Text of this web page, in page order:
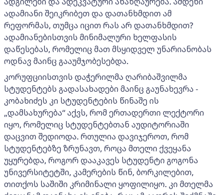
ადამიანი შეიკრიბეთ და დათანხმდით ამ
რეფორმას, თუმცა იცით რას არ დათანხმდით?
ადამიანებისთვის მინიმალური ხელფასის
დაწესებას, რომელიც მათ მსყიდველ უნარიანობას
ოდნავ მაინც გააუმჯობესებდა.
კორუფციისთვის დაჭერილმა ღარიბაშვილმა
სტუდენტებს გადასახადები მაინც გაუნახევრა -
კობახიძეს კი სტუდენტების წინაშე ის
„დამსახურება“ აქვს, რომ ერთადერთი ლექტორი
იყო, რომელიც სტუდენტებთან აუდიტორიაში
დაცვით შედიოდა. რთულია დავიჯეროთ, რომ
სტუდენტებზე ზრუნავთ, როცა მთელი ქვეყანა
უყურებდა, როგორ დააკავეს სტუდენტი გოგონა
უნივერსიტეტში, კამერების წინ, ბორკილებით,
თითქოს საშიში კრიმინალი ყოფილიყო. კი მთელმა